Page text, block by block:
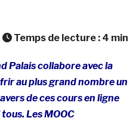
Temps de lecture : 4 min
Palais collabore avec la
au plus grand nombre un
de ces cours en ligne
Les MOOC